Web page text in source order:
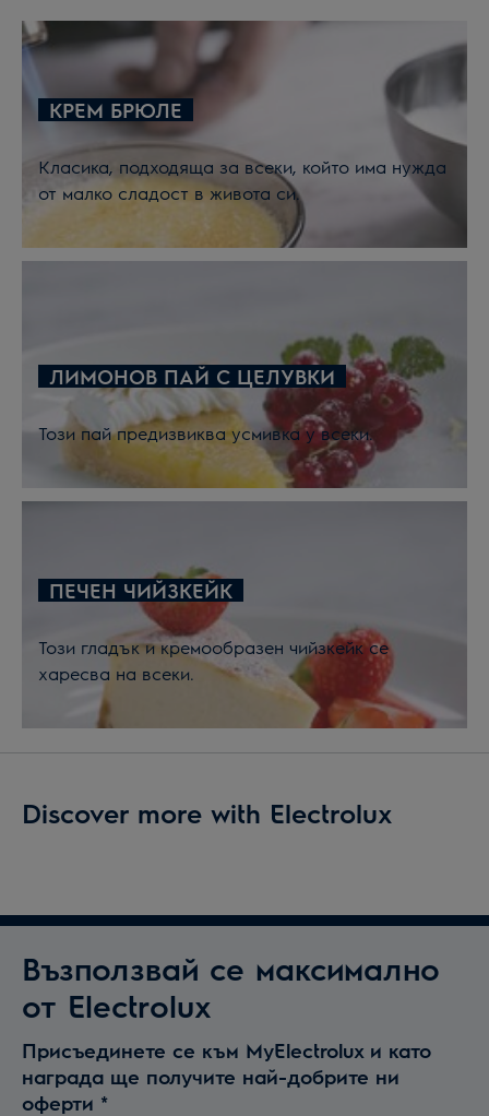
КРЕМ БРЮЛЕ
Класика, подходяща за всеки, който има нужда
от малко сладост в живота си.
ЛИМОНОВ ПАЙ С ЦЕЛУВКИ
Този пай предизвиква усмивка у всеки.
ПЕЧЕН ЧИЙЗКЕЙК
Този гладък и кремообразен чийзкейк се
харесва на всеки.
Discover more with Electrolux
Възползвай се максимално
от Electrolux
Присъединете се към MyElectrolux и като
награда ще получите най-добрите ни
оферти *